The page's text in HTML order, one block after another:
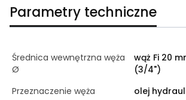
Parametry techniczne
Średnica wewnętrzna węża
Ø
wąż Fi 20
(3/4")
Przeznaczenie węża
olej